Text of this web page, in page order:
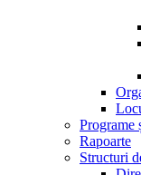
Programe
Rapoarte
Structuri